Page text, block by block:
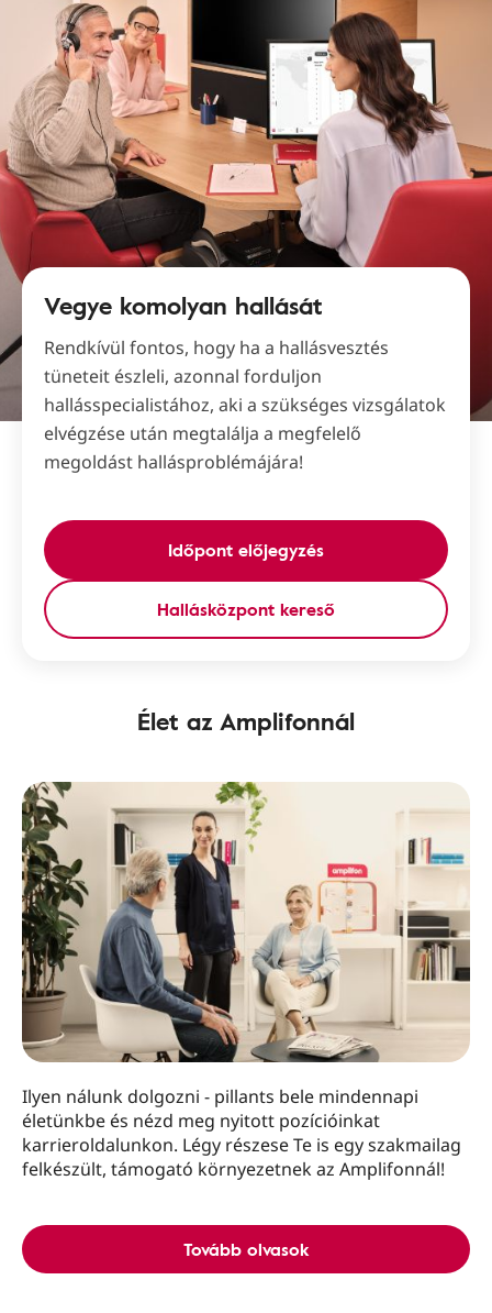
Vegye komolyan hallását
Rendkívül fontos, hogy ha a hallásvesztés
tüneteit észleli, azonnal forduljon
hallásspecialistához, aki a szükséges vizsgálatok
elvégzése után megtalálja a megfelelő
megoldást hallásproblémájára!
Időpont előjegyzés
Hallásközpont kereső
Élet az Amplifonnál
Ilyen nálunk dolgozni - pillants bele mindennapi
életünkbe és nézd meg nyitott pozícióinkat
karrieroldalunkon. Légy részese Te is egy szakmailag
felkészült, támogató környezetnek az Amplifonnál!
Tovább olvasok